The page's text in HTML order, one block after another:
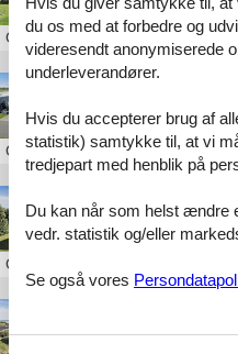
OmØster Hurup
OmØster Hurup
Sommerhus
Om
du os med at forbedre og
videresendt anonymiserede
underleverandører.
Hvis du accepterer brug af
statistik) samtykke til, at vi
tredjepart med henblik på
Du kan når som helst ændre
vedr. statistik og/eller
Se også vores